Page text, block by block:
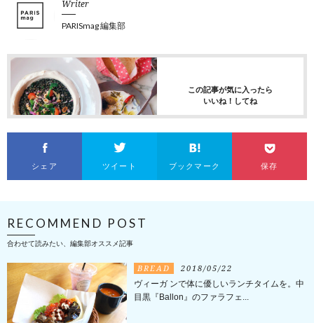
Writer
PARISmag 編集部
この記事が気に入ったら
いいね！してね
シェア ツイート ブックマーク 保存
RECOMMEND POST
合わせて読みたい、編集部オススメ記事
BREAD 2018/05/22
ヴィーガ ンで体に優しいランチタイムを。中
目黒『Ballon』のファラフェ...